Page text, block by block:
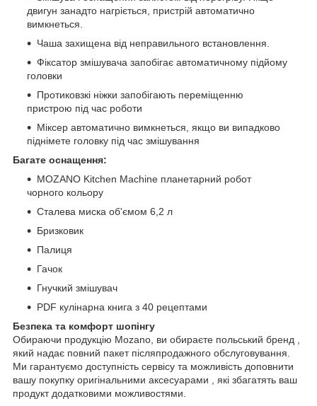
двигун занадто нагріється, пристрій автоматично
вимкнеться.
Чаша захищена від неправильного встановлення.
Фіксатор змішувача запобігає автоматичному підйому
головки
Протиковзкі ніжки запобігають переміщенню
пристрою під час роботи
Міксер автоматично вимкнеться, якщо ви випадково
піднімете головку під час змішування
Багате оснащення:
MOZANO Kitchen Machine планетарний робот
чорного кольору
Сталева миска об'ємом 6,2 л
Бризковик
Палиця
Гачок
Гнучкий змішувач
PDF кулінарна книга з 40 рецептами
Безпека та комфорт шопінгу
Обираючи продукцію Mozano, ви обираєте польський бренд ,
який надає повний пакет післяпродажного обслуговування.
Ми гарантуємо доступність сервісу та можливість доповнити
вашу покупку оригінальними аксесуарами , які збагатять ваш
продукт додатковими можливостями.